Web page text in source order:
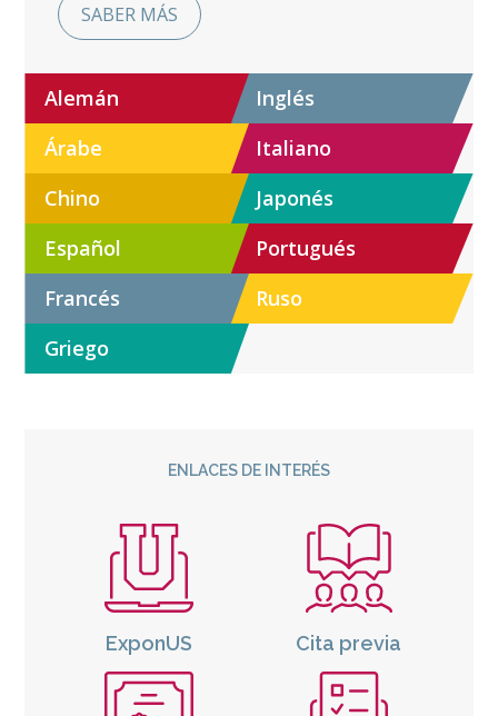
SABER MÁS
Alemán
Inglés
Árabe
Italiano
Chino
Japonés
Español
Portugués
Francés
Ruso
Griego
ENLACES DE INTERÉS
ExponUS Cita previa
Icono